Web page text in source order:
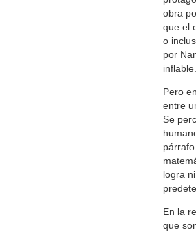
obra
que el
o
por
inflable.
Pero
entre
Se
logra
En la
que